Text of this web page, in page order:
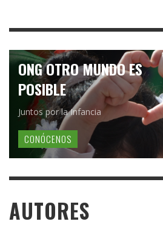
ONG OTRO MUNDO ES
POSIBLE
Juntos por la Infancia
CONÓCENOS
AUTORES